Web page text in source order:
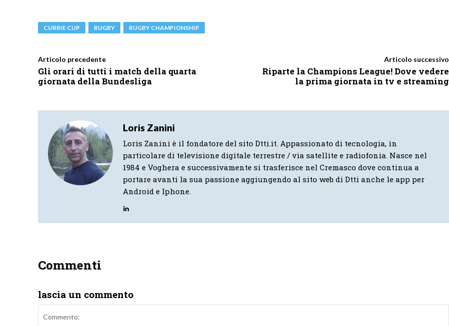
CURRIE CUP RUGBY RUGBY CHAMPIONSHIP
Articolo precedente
Gli orari di tutti i match della quarta
giornata della Bundesliga
Articolo successivo
Riparte la Champions League! Dove vedere
la prima giornata in tv e streaming
Loris Zanini
Loris Zanini è il fondatore del sito Dtti.it. Appassionato di tecnologia, in
particolare di televisione digitale terrestre / via satellite e radiofonia. Nasce nel
1984 e Voghera e successivamente si trasferisce nel Cremasco dove continua a
portare avanti la sua passione aggiungendo al sito web di Dtti anche le app per
Android e Iphone.
Commenti
lascia un commento